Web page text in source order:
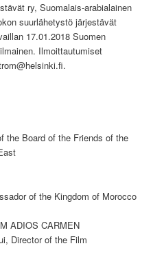
ry, Suomalais-arabialainen
suurlähetystö järjestävät
17.01.2018 Suomen
Ilmoittautumiset
the Board of the Friends of the
of the Kingdom of Morocco
ADIOS CARMEN
Director of the Film